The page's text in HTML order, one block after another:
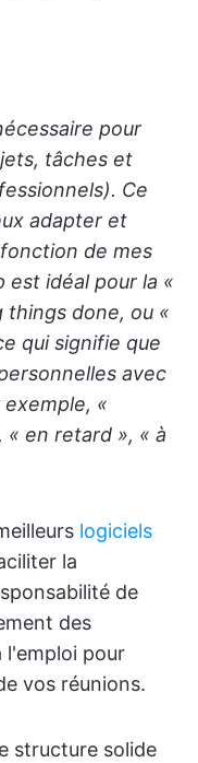
pour
tâches et
Ce
adapter et
de mes
est idéal pour la «
things done, ou «
qui signifie que
avec
«
en retard », « à
logiciels
la
de
des
l'emploi pour
vos réunions.
structure solide